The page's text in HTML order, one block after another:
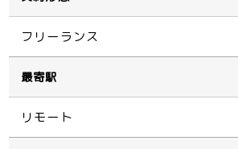
フリーランス
最寄駅
リモート